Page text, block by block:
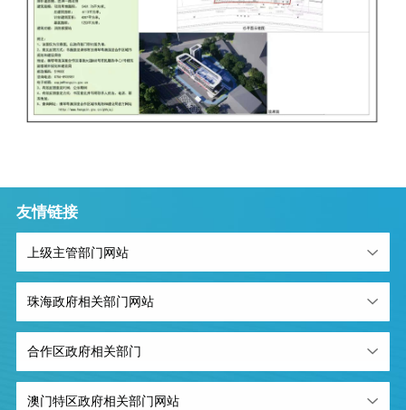
友情链接
上级主管部门网站
珠海政府相关部门网站
合作区政府相关部门
澳门特区政府相关部门网站